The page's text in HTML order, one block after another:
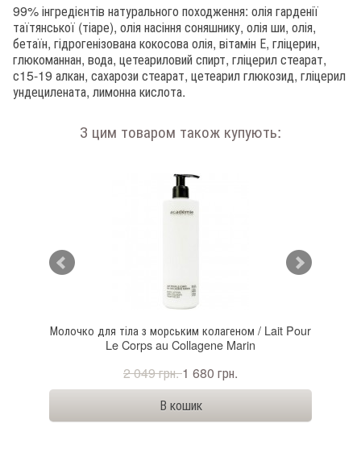
99% інгредієнтів натурального походження: олія гарденії
таїтянської (тіаре), олія насіння соняшнику, олія ши, олія,
бетаїн, гідрогенізована кокосова олія, вітамін Е, гліцерин,
глюкоманнан, вода, цетеариловий спирт, гліцерил стеарат,
с15-19 алкан, сахарози стеарат, цетеарил глюкозид, гліцерил
ундецилената, лимонна кислота.
З цим товаром також купують:
Молочко для тіла з морським колагеном / Lait Pour
Le Corps au Collagene Marin
2 049 грн.1 680 грн.